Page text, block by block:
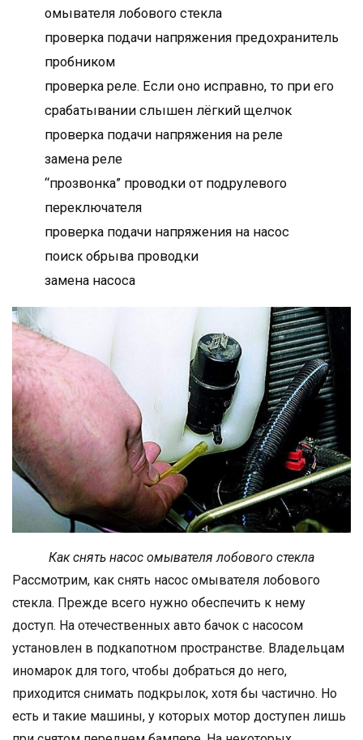
омывателя лобового стекла
проверка подачи напряжения предохранитель
пробником
проверка реле. Если оно исправно, то при его
срабатывании слышен лёгкий щелчок
проверка подачи напряжения на реле
замена реле
“прозвонка” проводки от подрулевого
переключателя
проверка подачи напряжения на насос
поиск обрыва проводки
замена насоса
Как снять насос омывателя лобового стекла
Рассмотрим, как снять насос омывателя лобового
стекла. Прежде всего нужно обеспечить к нему
доступ. На отечественных авто бачок с насосом
установлен в подкапотном пространстве. Владельцам
иномарок для того, чтобы добраться до него,
приходится снимать подкрылок, хотя бы частично. Но
есть и такие машины, у которых мотор доступен лишь